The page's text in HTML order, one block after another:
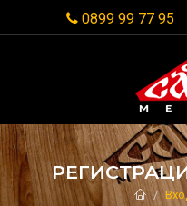
0899 99 77 95